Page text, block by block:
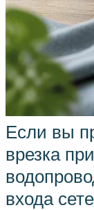
Если вы
врезка
входа